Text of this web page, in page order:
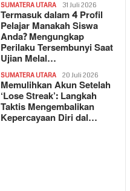
SUMATERA UTARA 31 Juli 2026
Termasuk dalam 4 Profil
Pelajar Manakah Siswa
Anda? Mengungkap
Perilaku Tersembunyi Saat
Ujian Melal…
SUMATERA UTARA 20 Juli 2026
Memulihkan Akun Setelah
‘Lose Streak’: Langkah
Taktis Mengembalikan
Kepercayaan Diri dal…